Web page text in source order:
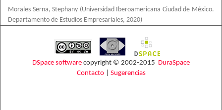
Morales Serna, Stephany (Universidad Iberoamericana Ciudad de México.
Departamento de Estudios Empresariales, 2020)
DSpace software copyright © 2002-2015 DuraSpace
Contacto| Sugerencias